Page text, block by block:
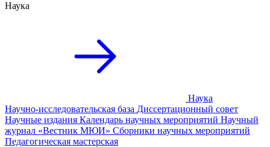
Наука
Наука
Научно-исследовательская база Диссертационный совет
Научные издания Календарь научных мероприятий Научный
журнал «Вестник МЮИ» Сборники научных мероприятий
Педагогическая мастерская